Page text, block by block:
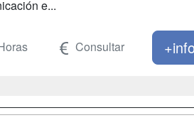
e...
Consultar